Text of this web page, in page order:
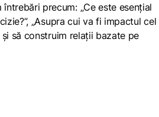
precum: „Ce este esențial
„Asupra cui va fi impactul cel
să construim relații bazate pe